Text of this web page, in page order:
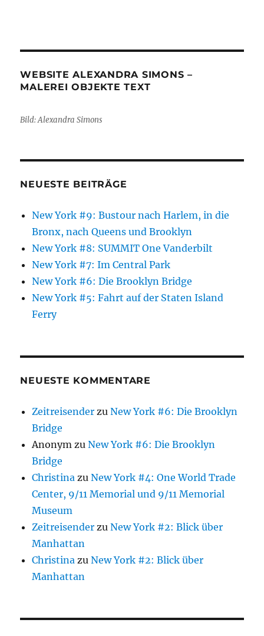
WEBSITE ALEXANDRA SIMONS –
MALEREI OBJEKTE TEXT
Bild: Alexandra Simons
NEUESTE BEITRÄGE
New York #9: Bustour nach Harlem, in die
Bronx, nach Queens und Brooklyn
New York #8: SUMMIT One Vanderbilt
New York #7: Im Central Park
New York #6: Die Brooklyn Bridge
New York #5: Fahrt auf der Staten Island
Ferry
NEUESTE KOMMENTARE
Zeitreisender zuNew York #6: Die Brooklyn
Bridge
Anonym zuNew York #6: Die Brooklyn
Bridge
Christina zuNew York #4: One World Trade
Center, 9/11 Memorial und 9/11 Memorial
Museum
Zeitreisender zuNew York #2: Blick über
Manhattan
Christina zuNew York #2: Blick über
Manhattan